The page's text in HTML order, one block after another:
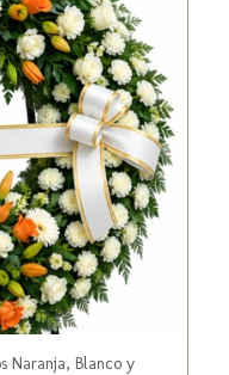
Naranja, Blanco y